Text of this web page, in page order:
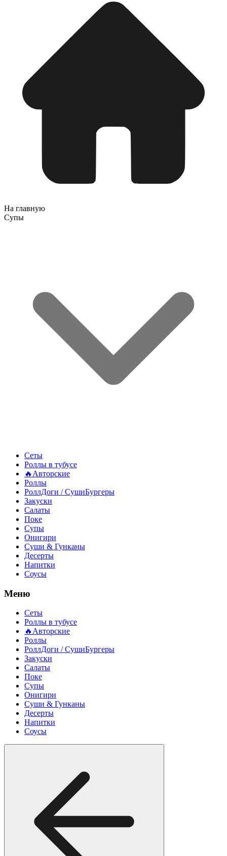
На главную
Супы
Сеты
Роллы в тубусе
🔥Авторские
Роллы
РоллДоги / СушиБургеры
Закуски
Салаты
Поке
Супы
Онигири
Суши & Гунканы
Десерты
Напитки
Соусы
Меню
Сеты
Роллы в тубусе
🔥Авторские
Роллы
РоллДоги / СушиБургеры
Закуски
Салаты
Поке
Супы
Онигири
Суши & Гунканы
Десерты
Напитки
Соусы